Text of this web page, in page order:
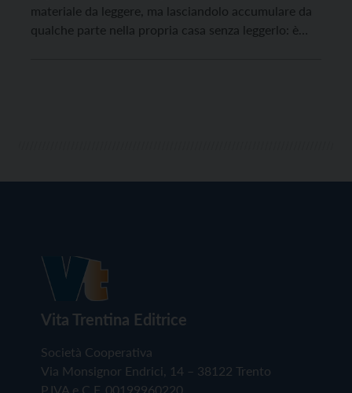
materiale da leggere, ma lasciandolo accumulare da
qualche parte nella propria casa senza leggerlo: è
Vita Trentina Editrice
Società Cooperativa
Via Monsignor Endrici, 14 – 38122 Trento
P.IVA e C.F. 00199960220